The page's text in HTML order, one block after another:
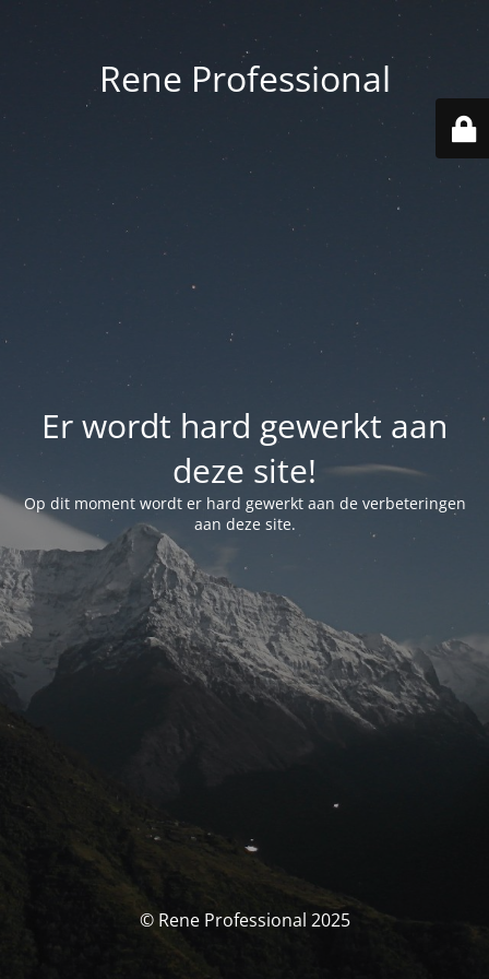
Rene Professional
Er wordt hard gewerkt aan
deze site!
Op dit moment wordt er hard gewerkt aan de verbeteringen
aan deze site.
© Rene Professional 2025